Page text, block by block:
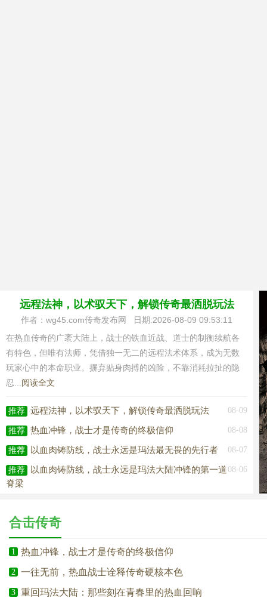
远程法神，以术驭天下，解锁传奇最洒脱玩法
作者：wg45.com传奇发布网 日期:2026-08-09 09:53:11
在热血传奇的广袤大陆上，战士的铁血近战、道士的制衡续航各
有特色，但唯有法师，凭借独一无二的远程法术体系，成为无数
玩家心中的本命职业。摒弃贴身肉搏的凶险，不靠消耗拉扯的隐
忍... 阅读全文
08-09
推荐 远程法神，以术驭天下，解锁传奇最洒脱玩法
08-08
推荐 热血冲锋，战士才是传奇的终极信仰
08-07
推荐 以血肉铸防线，战士永远是玛法最无畏的先行者
08-06
推荐 以血肉铸防线，战士永远是玛法大陆冲锋的第一道
脊梁
硝烟
合击传奇
1 热血冲锋，战士才是传奇的终极信仰
2 一往无前，热血战士诠释传奇硬核本色
3 重回玛法大陆：那些刻在青春里的热血回响